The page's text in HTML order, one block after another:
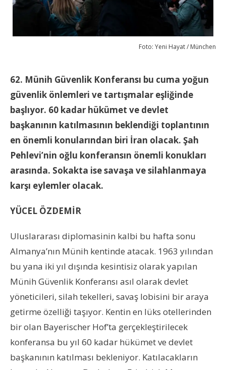
Foto: Yeni Hayat / München
62. Münih Güvenlik Konferansı bu cuma yoğun
güvenlik önlemleri ve tartışmalar eşliğinde
başlıyor. 60 kadar hükümet ve devlet
başkanının katılmasının beklendiği toplantının
en önemli konularından biri İran olacak. Şah
Pehlevi’nin oğlu konferansın önemli konukları
arasında. Sokakta ise savaşa ve silahlanmaya
karşı eylemler olacak.
YÜCEL ÖZDEMİR
Uluslararası diplomasinin kalbi bu hafta sonu
Almanya’nın Münih kentinde atacak. 1963 yılından
bu yana iki yıl dışında kesintisiz olarak yapılan
Münih Güvenlik Konferansı asıl olarak devlet
yöneticileri, silah tekelleri, savaş lobisini bir araya
getirme özelliği taşıyor. Kentin en lüks otellerinden
bir olan Bayerischer Hof’ta gerçekleştirilecek
konferansa bu yıl 60 kadar hükümet ve devlet
başkanının katılması bekleniyor. Katılacakların